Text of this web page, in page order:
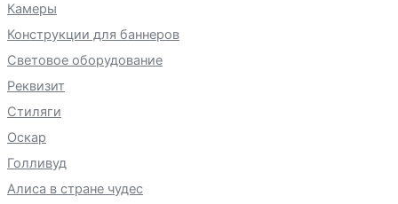
Камеры
Конструкции для баннеров
Световое оборудование
Реквизит
Стиляги
Оскар
Голливуд
Алиса в стране чудес